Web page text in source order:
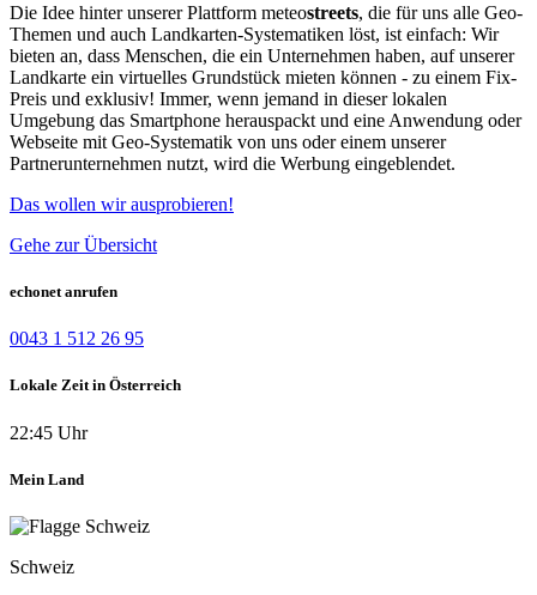
Die Idee hinter unserer Plattform meteostreets, die für uns alle Geo-
Themen und auch Landkarten-Systematiken löst, ist einfach: Wir
bieten an, dass Menschen, die ein Unternehmen haben, auf unserer
Landkarte ein virtuelles Grundstück mieten können - zu einem Fix-
Preis und exklusiv! Immer, wenn jemand in dieser lokalen
Umgebung das Smartphone herauspackt und eine Anwendung oder
Webseite mit Geo-Systematik von uns oder einem unserer
Partnerunternehmen nutzt, wird die Werbung eingeblendet.
Das wollen wir ausprobieren!
Gehe zur Übersicht
echonet anrufen
0043 1 512 26 95
Lokale Zeit in Österreich
22:45 Uhr
Mein Land
Schweiz